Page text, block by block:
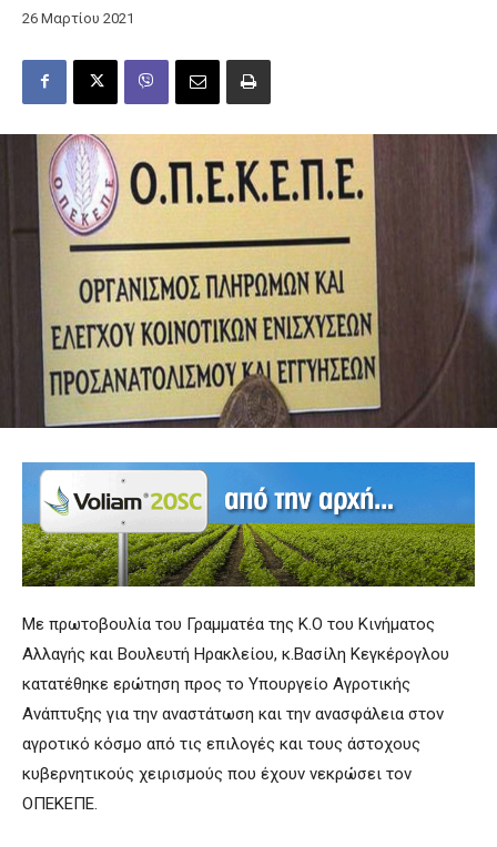
26 Μαρτίου 2021
Με πρωτοβουλία του Γραμματέα της Κ.Ο του Κινήματος
Αλλαγής και Βουλευτή Ηρακλείου, κ.Βασίλη Κεγκέρογλου
κατατέθηκε ερώτηση προς το Υπουργείο Αγροτικής
Ανάπτυξης για την αναστάτωση και την ανασφάλεια στον
αγροτικό κόσμο από τις επιλογές και τους άστοχους
κυβερνητικούς χειρισμούς που έχουν νεκρώσει τον
ΟΠΕΚΕΠΕ.